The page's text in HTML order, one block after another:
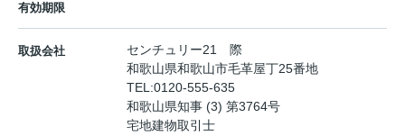
有効期限
取扱会社
センチュリー21 際
和歌山県和歌山市毛革屋丁25番地
TEL:0120-555-635
和歌山県知事 (3) 第3764号
宅地建物取引士